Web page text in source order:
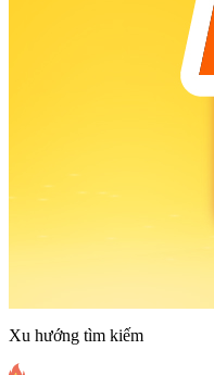
Xu hướng tìm kiếm